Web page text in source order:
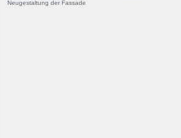
Neugestaltung der Fassade